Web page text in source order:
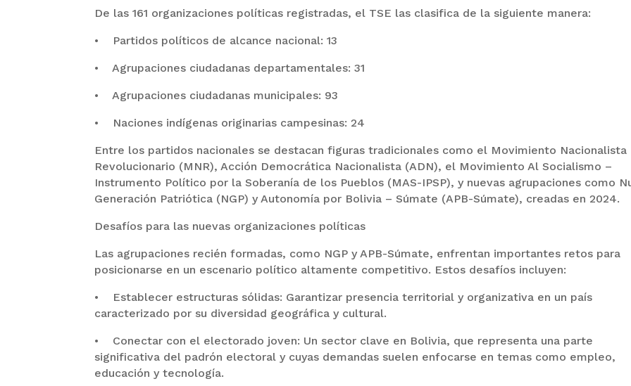
De las 161 organizaciones políticas registradas, el TSE las clasifica de la siguiente manera:
• Partidos políticos de alcance nacional: 13
• Agrupaciones ciudadanas departamentales: 31
• Agrupaciones ciudadanas municipales: 93
• Naciones indígenas originarias campesinas: 24
Entre los partidos nacionales se destacan figuras tradicionales como el Movimiento Nacionalista
Revolucionario (MNR), Acción Democrática Nacionalista (ADN), el Movimiento Al Socialismo –
Instrumento Político por la Soberanía de los Pueblos (MAS-IPSP), y nuevas agrupaciones como
Generación Patriótica (NGP) y Autonomía por Bolivia – Súmate (APB-Súmate), creadas en 2024.
Desafíos para las nuevas organizaciones políticas
Las agrupaciones recién formadas, como NGP y APB-Súmate, enfrentan importantes retos para
posicionarse en un escenario político altamente competitivo. Estos desafíos incluyen:
• Establecer estructuras sólidas: Garantizar presencia territorial y organizativa en un país
caracterizado por su diversidad geográfica y cultural.
• Conectar con el electorado joven: Un sector clave en Bolivia, que representa una parte
significativa del padrón electoral y cuyas demandas suelen enfocarse en temas como empleo,
educación y tecnología.